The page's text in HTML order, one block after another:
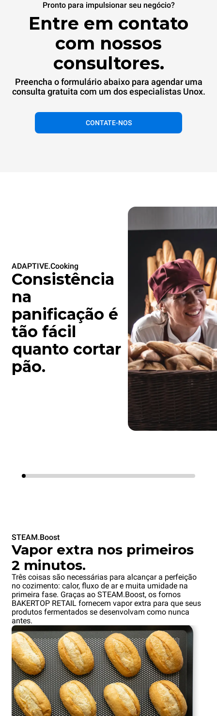
Pronto para impulsionar seu negócio?
Entre em contato
com nossos
consultores.
Preencha o formulário abaixo para agendar uma
consulta gratuita com um dos especialistas Unox.
CONTATE-NOS
ADAPTIVE.Cooking
Consistência
na
panificação é
tão fácil
quanto cortar
pão.
STEAM.Boost
Vapor extra nos primeiros
2 minutos.
Três coisas são necessárias para alcançar a perfeição
no cozimento: calor, fluxo de ar e muita umidade na
primeira fase. Graças ao STEAM.Boost, os fornos
BAKERTOP RETAIL fornecem vapor extra para que seus
produtos fermentados se desenvolvam como nunca
antes.